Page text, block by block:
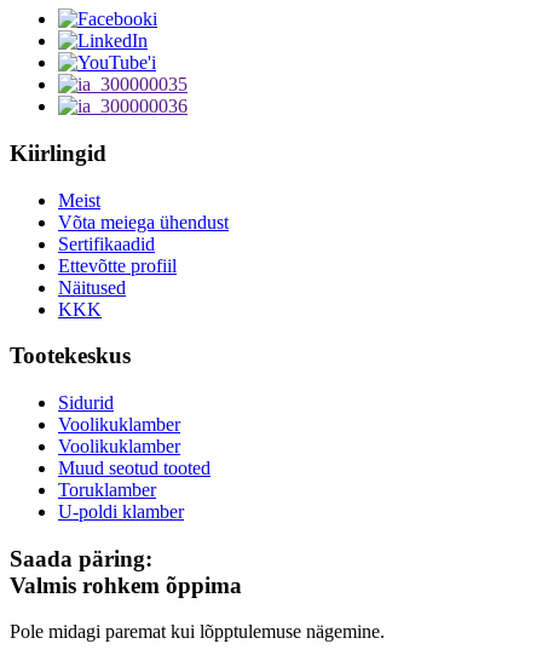
Kiirlingid
Meist
Võta meiega ühendust
Sertifikaadid
Ettevõtte profiil
Näitused
KKK
Tootekeskus
Sidurid
Voolikuklamber
Voolikuklamber
Muud seotud tooted
Toruklamber
U-poldi klamber
Saada päring:
Valmis rohkem õppima
Pole midagi paremat kui lõpptulemuse nägemine.